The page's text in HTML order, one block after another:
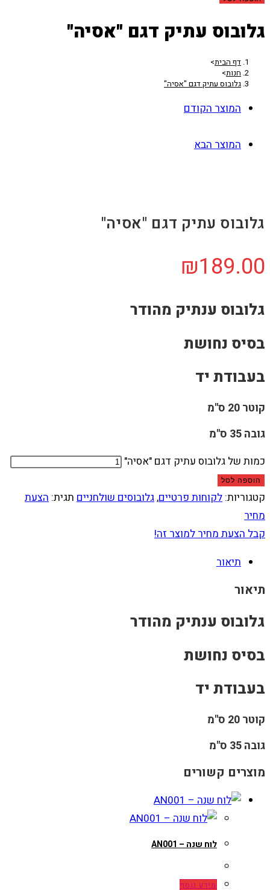
גלובוס עתיק דגם "אסיה"
דף הבית>
חנות>
גלובוס עתיק דגם "אסיה"
המוצר הקודם
המוצר הבא
גלובוס עתיק דגם "אסיה"
₪189.00
גלובוס ענתיק מהודר
בסיס נחושת
בעבודת יד
קוטר 20 ס"מ
גובה 35 ס"מ
כמות של גלובוס עתיק דגם "אסיה"
הוספה לסל
קטגוריות: לקוחות פרטיים,גלובוסים שולחניים תגית: הצעת
מחיר
קבל הצעת מחיר למוצר זה!
תיאור
תיאור
גלובוס ענתיק מהודר
בסיס נחושת
בעבודת יד
קוטר 20 ס"מ
גובה 35 ס"מ
מוצרים קשורים
לוח שנה – AN001
מידע נוסף